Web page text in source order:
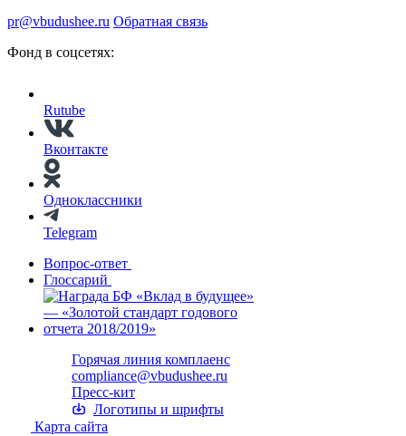
pr@vbudushee.ru Обратная связь
Фонд в соцсетях:
Rutube
Вконтакте
Одноклассники
Telegram
Вопрос-ответ
Глоссарий
Горячая линия комплаенс
compliance@vbudushee.ru
Пресс-кит
Логотипы и шрифты
Карта сайта